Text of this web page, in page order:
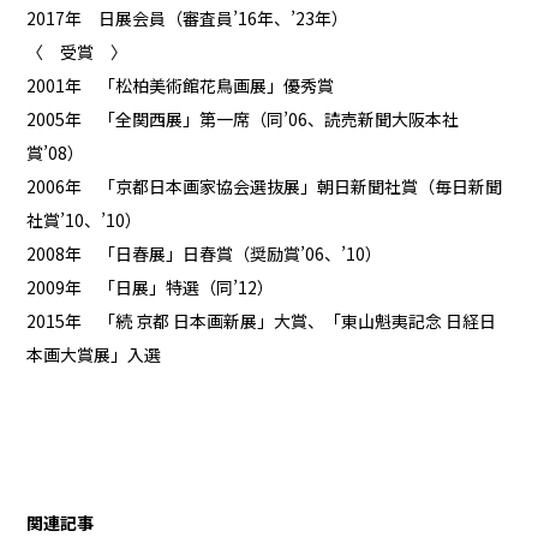
2017年 日展会員（審査員’16年、’23年）
〈 受賞 〉
2001年 「松柏美術館花鳥画展」優秀賞
2005年 「全関西展」第一席（同’06、読売新聞大阪本社
賞’08）
2006年 「京都日本画家協会選抜展」朝日新聞社賞（毎日新聞
社賞’10、’10）
2008年 「日春展」日春賞（奨励賞’06、’10）
2009年 「日展」特選（同’12）
2015年 「続 京都 日本画新展」大賞、「東山魁夷記念 日経日
本画大賞展」入選
関連記事